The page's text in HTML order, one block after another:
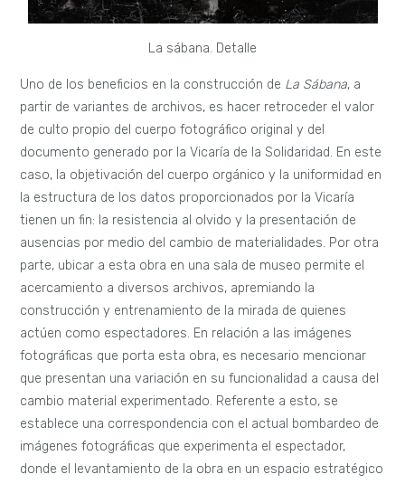
La sábana. Detalle
Uno de los beneficios en la construcción de La Sábana, a
partir de variantes de archivos, es hacer retroceder el valor
de culto propio del cuerpo fotográfico original y del
documento generado por la Vicaría de la Solidaridad. En este
caso, la objetivación del cuerpo orgánico y la uniformidad en
la estructura de los datos proporcionados por la Vicaría
tienen un fin: la resistencia al olvido y la presentación de
ausencias por medio del cambio de materialidades. Por otra
parte, ubicar a esta obra en una sala de museo permite el
acercamiento a diversos archivos, apremiando la
construcción y entrenamiento de la mirada de quienes
actúen como espectadores. En relación a las imágenes
fotográficas que porta esta obra, es necesario mencionar
que presentan una variación en su funcionalidad a causa del
cambio material experimentado. Referente a esto, se
establece una correspondencia con el actual bombardeo de
imágenes fotográficas que experimenta el espectador,
donde el levantamiento de la obra en un espacio estratégico